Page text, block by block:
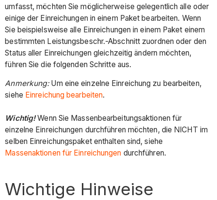
umfasst, möchten Sie möglicherweise gelegentlich alle oder
einige der Einreichungen in einem Paket bearbeiten. Wenn
Sie beispielsweise alle Einreichungen in einem Paket einem
bestimmten Leistungsbeschr.-Abschnitt zuordnen oder den
Status aller Einreichungen gleichzeitig ändern möchten,
führen Sie die folgenden Schritte aus.
Anmerkung:Um eine einzelne Einreichung zu bearbeiten,
siehe Einreichung bearbeiten.
Wichtig! Wenn Sie Massenbearbeitungsaktionen für
einzelne Einreichungen durchführen möchten, die NICHT im
selben Einreichungspaket enthalten sind, siehe
Massenaktionen für Einreichungen durchführen.
Wichtige Hinweise